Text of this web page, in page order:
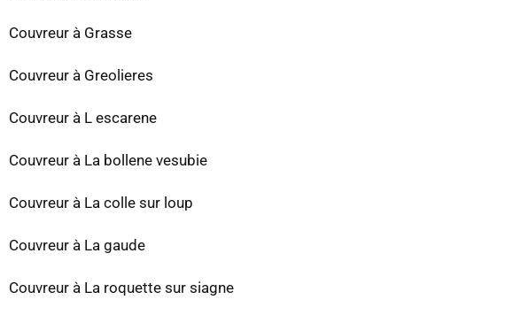
Couvreur à Grasse
Couvreur à Greolieres
Couvreur à L escarene
Couvreur à La bollene vesubie
Couvreur à La colle sur loup
Couvreur à La gaude
Couvreur à La roquette sur siagne